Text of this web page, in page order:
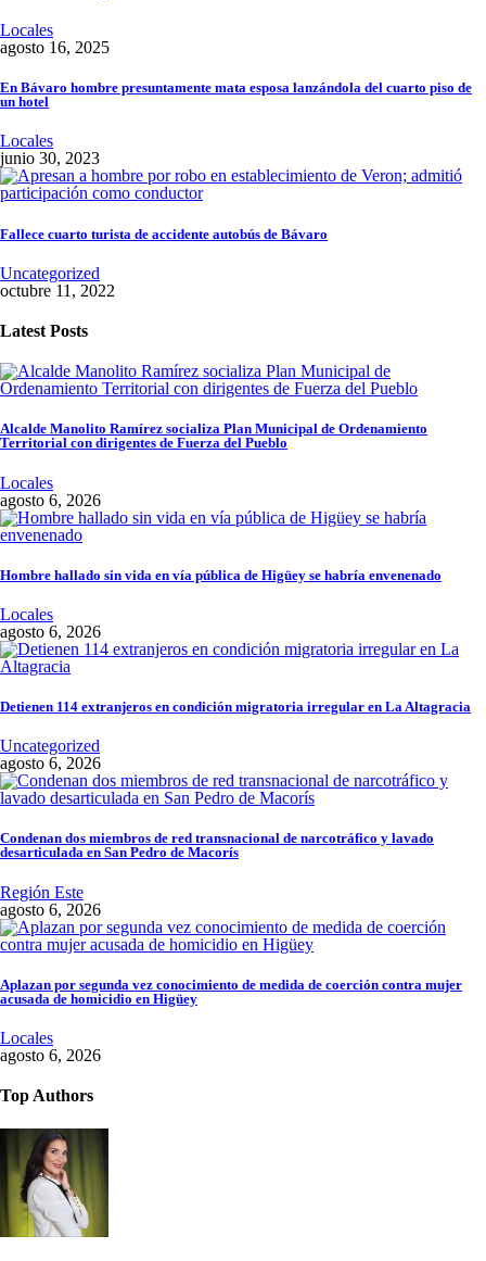
Locales
agosto 16, 2025
En Bávaro hombre presuntamente mata esposa lanzándola del cuarto piso de
un hotel
Locales
junio 30, 2023
Fallece cuarto turista de accidente autobús de Bávaro
Uncategorized
octubre 11, 2022
Latest Posts
Alcalde Manolito Ramírez socializa Plan Municipal de Ordenamiento
Territorial con dirigentes de Fuerza del Pueblo
Locales
agosto 6, 2026
Hombre hallado sin vida en vía pública de Higüey se habría envenenado
Locales
agosto 6, 2026
Detienen 114 extranjeros en condición migratoria irregular en La Altagracia
Uncategorized
agosto 6, 2026
Condenan dos miembros de red transnacional de narcotráfico y lavado
desarticulada en San Pedro de Macorís
Región Este
agosto 6, 2026
Aplazan por segunda vez conocimiento de medida de coerción contra mujer
acusada de homicidio en Higüey
Locales
agosto 6, 2026
Top Authors